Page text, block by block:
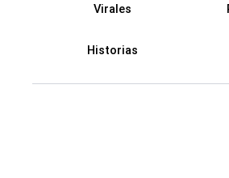
Virales
Historias